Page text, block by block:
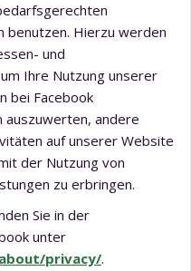
benutzen. Hierzu werden
und
Ihre Nutzung unserer
bei Facebook
auszuwerten, andere
auf unserer Website
der Nutzung von
zu erbringen.
Sie in der
unter
privacy/.